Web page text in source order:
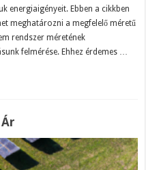
energiaigényeit. Ebben a cikkben
meghatározni a megfelelő méretű
rendszer méretének
felmérése. Ehhez érdemes …